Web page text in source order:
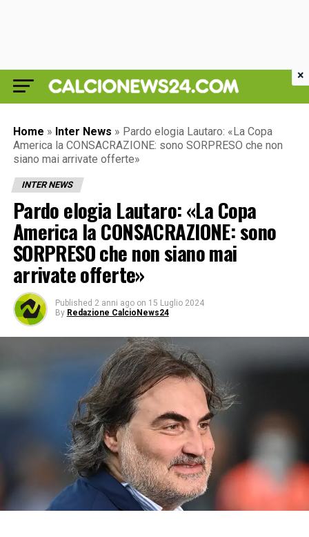
Home » Inter News » Pardo elogia Lautaro: «La Copa
America la CONSACRAZIONE: sono SORPRESO che non
siano mai arrivate offerte»
INTER NEWS
Pardo elogia Lautaro: «La Copa
America la CONSACRAZIONE: sono
SORPRESO che non siano mai
arrivate offerte»
Published 2 anni ago on 15 Luglio 2024
By Redazione CalcioNews24
×